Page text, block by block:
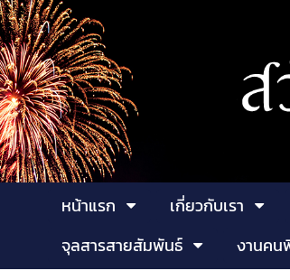
หน้าแรก เกี่ยวกับเรา
จุลสารสายสัมพันธ์
งานคน